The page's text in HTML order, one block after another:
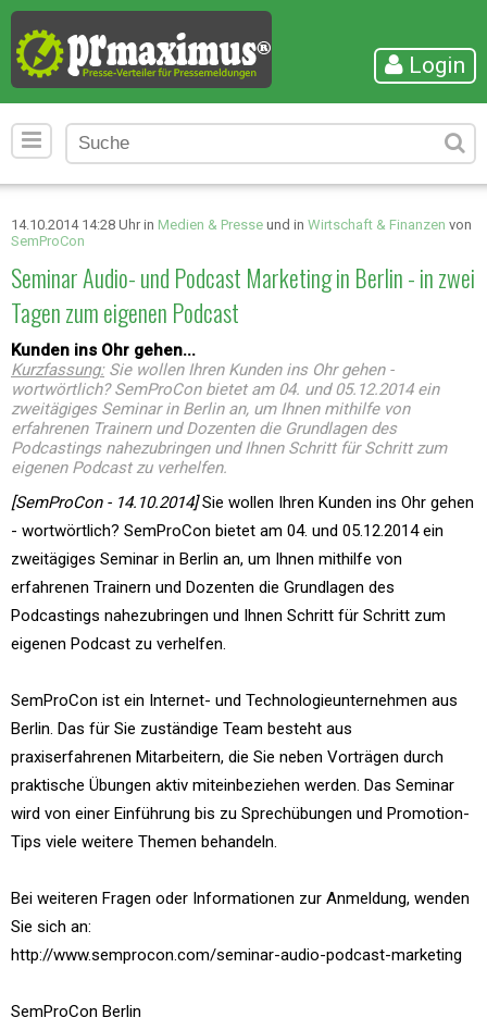
Login
14.10.2014 14:28 Uhr in Medien & Presse und in Wirtschaft & Finanzen von
SemProCon
Seminar Audio- und Podcast Marketing in Berlin - in zwei
Tagen zum eigenen Podcast
Kunden ins Ohr gehen...
Kurzfassung:Sie wollen Ihren Kunden ins Ohr gehen -
wortwörtlich? SemProCon bietet am 04. und 05.12.2014 ein
zweitägiges Seminar in Berlin an, um Ihnen mithilfe von
erfahrenen Trainern und Dozenten die Grundlagen des
Podcastings nahezubringen und Ihnen Schritt für Schritt zum
eigenen Podcast zu verhelfen.
[SemProCon - 14.10.2014]Sie wollen Ihren Kunden ins Ohr gehen
- wortwörtlich? SemProCon bietet am 04. und 05.12.2014 ein
zweitägiges Seminar in Berlin an, um Ihnen mithilfe von
erfahrenen Trainern und Dozenten die Grundlagen des
Podcastings nahezubringen und Ihnen Schritt für Schritt zum
eigenen Podcast zu verhelfen.
SemProCon ist ein Internet- und Technologieunternehmen aus
Berlin. Das für Sie zuständige Team besteht aus
praxiserfahrenen Mitarbeitern, die Sie neben Vorträgen durch
praktische Übungen aktiv miteinbeziehen werden. Das Seminar
wird von einer Einführung bis zu Sprechübungen und Promotion-
Tips viele weitere Themen behandeln.
Bei weiteren Fragen oder Informationen zur Anmeldung, wenden
Sie sich an:
http://www.semprocon.com/seminar-audio-podcast-marketing
SemProCon Berlin